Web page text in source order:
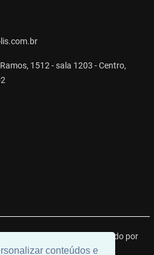
conteúdos e
1512 - sala 1203 - Centro,
| CRECI: 4919J | Desenvolvido por